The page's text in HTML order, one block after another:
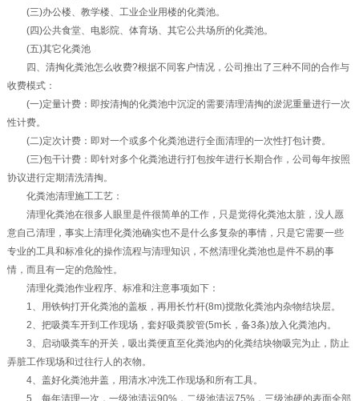
(三)办公楼、教学楼、工业企业用楼的化粪池。
(四)公共食堂、电影院、体育场、其它公共场所的化粪池。
(五)其它化粪池
四、清掏化粪池怎么收费?根据不同客户情况，公司推出了三种不同的合作与
收费模式：
(一)定量计费：即按清掏的化粪池中沉淀的需要清理清掏的淤泥重量进行一次
性计费。
(二)定次计费：即对一个或多个化粪池进行全面清理的一次性打包计费。
(三)包干计费：即针对多个化粪池进行打包按年进行长期合作，公司每年按照
协议进行定期清洗清掏。
化粪池清理施工工艺：
清理化粪池在很多人眼里是件很简单的工作，只是觉得化粪池太脏，没人愿
意自己清理，事实上清理化粪池确实也不是什么多复杂的事情，只是它需要一些
专业的工具和标准化的操作流程与清理知识，不然清理化粪池也是件不易的事
情，而且有一定的危险性。
清理化粪池作业程序、标准和注意事项如下：
1、用铁钩打开化粪池的盖板，再用长竹杆(8m)搅散化粪池内杂物结块层。
2、把吸粪车开到工作现场，套好吸粪胶管(5m长，备3条)放入化粪池内。
3、启动吸粪车的开关，吸出粪便直至化粪池内的化粪结块物吸完为止，防止
弄脏工作现场和过往行人的衣物。
4、盖好化粪池井盖，用清水冲洗工作现场和所有工具。
5、每年清理一次，一级池清运90%，二级池清运75%，三级池硬的表面全部